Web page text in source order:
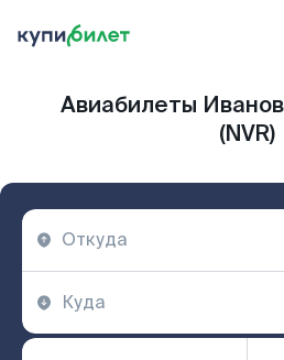
Авиабилеты
(NVR)